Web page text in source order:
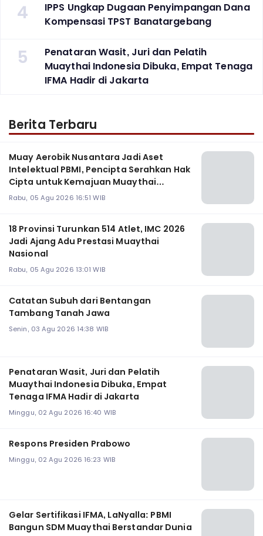
4
IPPS Ungkap Dugaan Penyimpangan Dana
Kompensasi TPST Banatargebang
5
Penataran Wasit, Juri dan Pelatih
Muaythai Indonesia Dibuka, Empat Tenaga
IFMA Hadir di Jakarta
Berita Terbaru
Muay Aerobik Nusantara Jadi Aset
Intelektual PBMI, Pencipta Serahkan Hak
Cipta untuk Kemajuan Muaythai
Indonesia
Rabu, 05 Agu 2026 16:51 WIB
18 Provinsi Turunkan 514 Atlet, IMC 2026
Jadi Ajang Adu Prestasi Muaythai
Nasional
Rabu, 05 Agu 2026 13:01 WIB
Catatan Subuh dari Bentangan
Tambang Tanah Jawa
Senin, 03 Agu 2026 14:38 WIB
Penataran Wasit, Juri dan Pelatih
Muaythai Indonesia Dibuka, Empat
Tenaga IFMA Hadir di Jakarta
Minggu, 02 Agu 2026 16:40 WIB
Respons Presiden Prabowo
Minggu, 02 Agu 2026 16:23 WIB
Gelar Sertifikasi IFMA, LaNyalla: PBMI
Bangun SDM Muaythai Berstandar Dunia